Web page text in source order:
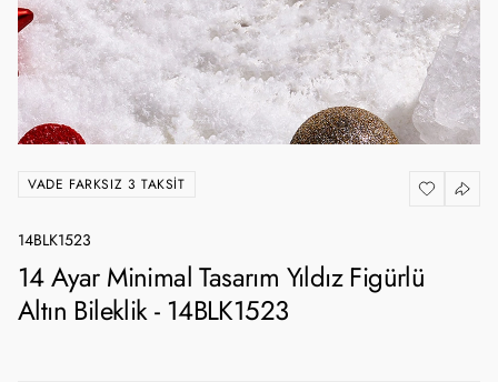
VADE FARKSIZ 3 TAKSIT
14BLK1523
14 Ayar Minimal Tasarım Yıldız Figürlü
Altın Bileklik - 14BLK1523